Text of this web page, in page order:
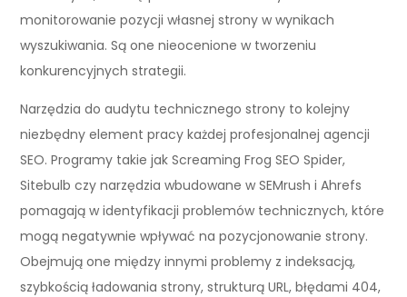
monitorowanie pozycji własnej strony w wynikach
wyszukiwania. Są one nieocenione w tworzeniu
konkurencyjnych strategii.
Narzędzia do audytu technicznego strony to kolejny
niezbędny element pracy każdej profesjonalnej agencji
SEO. Programy takie jak Screaming Frog SEO Spider,
Sitebulb czy narzędzia wbudowane w SEMrush i Ahrefs
pomagają w identyfikacji problemów technicznych, które
mogą negatywnie wpływać na pozycjonowanie strony.
Obejmują one między innymi problemy z indeksacją,
szybkością ładowania strony, strukturą URL, błędami 404,